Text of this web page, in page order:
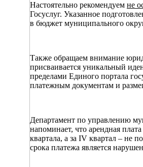
Настоятельно рекомендуем не
Госуслуг. Указанное
в бюджет муниципального
Также обращаем внимание
присваивается уникальный
пределами Единого портала
платежным документам и
Департамент по управлению
напоминает, что арендная
квартала, а за IV квартал – не
срока платежа является